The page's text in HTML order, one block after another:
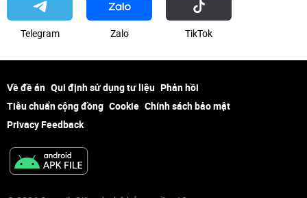
Telegram Zalo ТikТоk
Về đề án Qui định sử dụng tư liệu Phản hồi
Tiêu chuẩn cộng đồng Cookie Chính sách bảo mật
Privacy Feedback